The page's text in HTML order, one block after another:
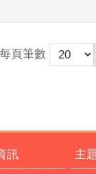
每頁筆數
訊 主